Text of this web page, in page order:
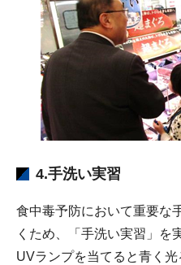
4.手洗い実習
食中毒予防において重要な
くため、「手洗い実習」を
UVランプを当てると青く